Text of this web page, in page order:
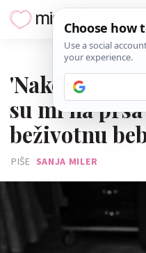
'Nakon
su mi na
beživotnu
PIŠE SANJA MILER